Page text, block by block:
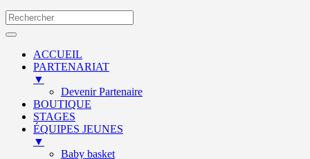
ACCUEIL
PARTENARIAT
▼
Devenir Partenaire
BOUTIQUE
STAGES
ÉQUIPES JEUNES
▼
Baby basket